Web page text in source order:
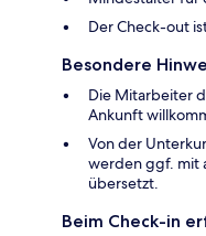
Der Check-out
Besondere
Die Mitarbeiter
Ankunft
Von der
werden ggf. mit
übersetzt.
Beim Check-in